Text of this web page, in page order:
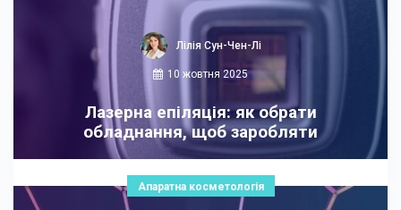
Лілія Сун-Чен-Лі
10 жовтня 2025
Лазерна епіляція: як обрати
обладнання, щоб заробляти
Апаратна косметологія